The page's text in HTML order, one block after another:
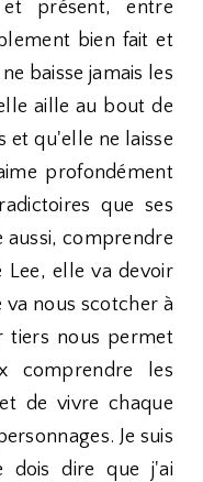
présent, entre
bien fait et
baisse jamais les
aille au bout de
et qu'elle ne laisse
profondément
que ses
aussi, comprendre
Lee, elle va devoir
nous scotcher à
tiers nous permet
comprendre les
de vivre chaque
Je suis
dois dire que j'ai